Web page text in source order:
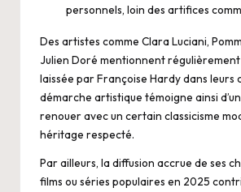
personnels, loin des artifices
Des artistes comme Clara Luciani,
Julien Doré mentionnent régulièrement
laissée par Françoise Hardy dans leurs
démarche artistique témoigne ainsi
renouer avec un certain classicisme
héritage respecté.
Par ailleurs, la diffusion accrue de ses
films ou séries populaires en 2025